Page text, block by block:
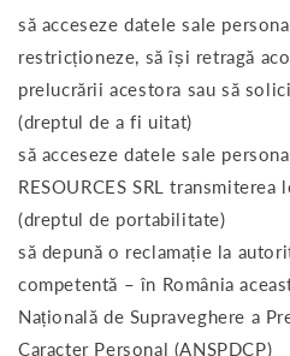
să acceseze datele sale
restricționeze, să își retragă
prelucrării acestora sau să
(dreptul de a fi uitat)
să acceseze datele sale
RESOURCES SRL
(dreptul de portabilitate)
să depună o reclamație la
competentă – în România
Națională de Supraveghere a
Caracter Personal (ANSPDCP)